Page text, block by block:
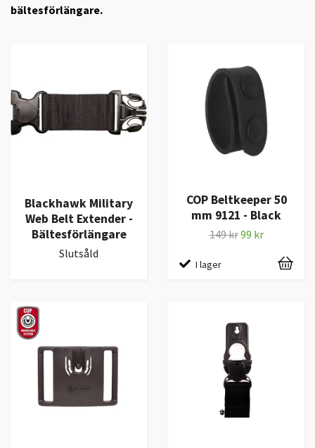
bältesförlängare.
Blackhawk Military
Web Belt Extender -
Bältesförlängare
Slutsåld
COP Beltkeeper 50
mm 9121 - Black
149 kr99 kr
I lager